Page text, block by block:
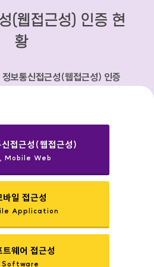
(웹접근성) 인증 현
황
정보통신접근성(웹접근성) 인증
신접근성(웹접근성)
Mobile Web
바일 접근성
Application
트웨어 접근성
Software